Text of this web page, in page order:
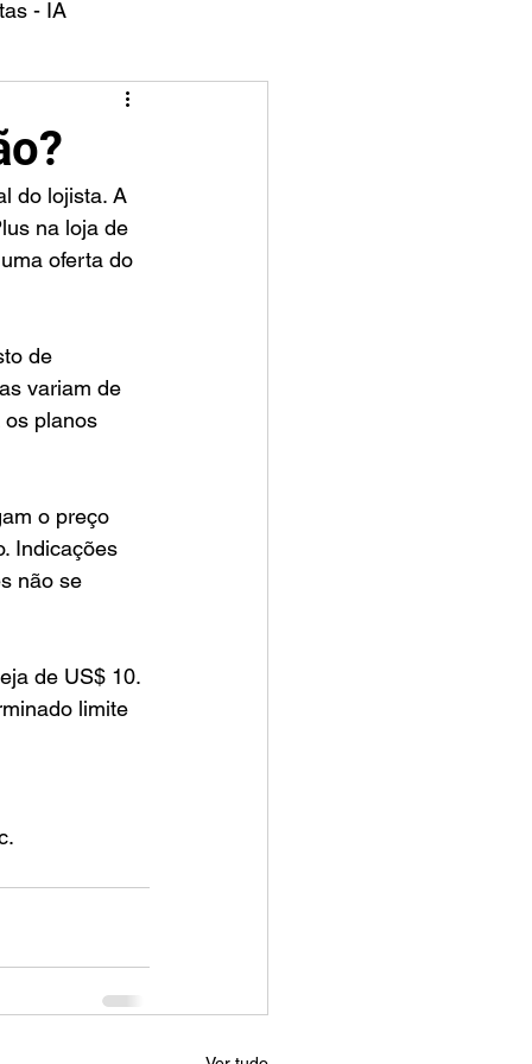
- IA
do lojista. A
na loja de
oferta do
de
variam de
planos
o preço
Indicações
não se
de US$ 10.
limite